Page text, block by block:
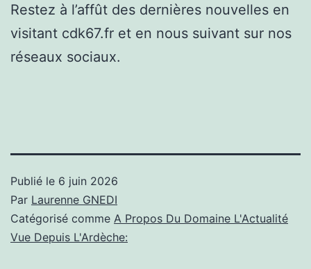
Restez à l’affût des dernières nouvelles en
visitant cdk67.fr et en nous suivant sur nos
réseaux sociaux.
Publié le 6 juin 2026
Par Laurenne GNEDI
Catégorisé comme A Propos Du Domaine L'Actualité
Vue Depuis L'Ardèche: